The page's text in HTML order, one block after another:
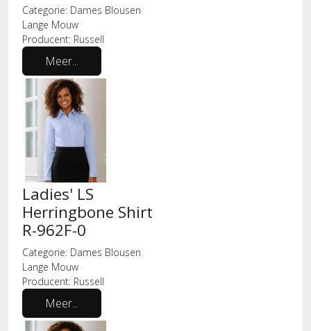
Categorie: Dames Blousen
Lange Mouw
Producent: Russell
Meer...
Ladies' LS
Herringbone Shirt
R-962F-0
Categorie: Dames Blousen
Lange Mouw
Producent: Russell
Meer...